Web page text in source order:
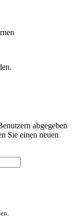
abgegeben
Sie einen neuen